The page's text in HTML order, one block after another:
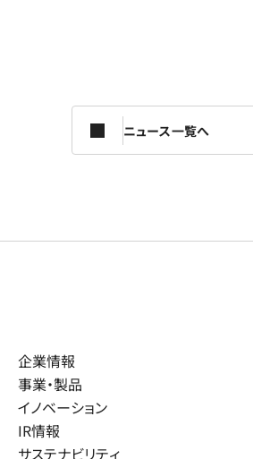
ニュース一覧へ
企業情報
事業・製品
イノベーション
IR情報
サステナビリティ